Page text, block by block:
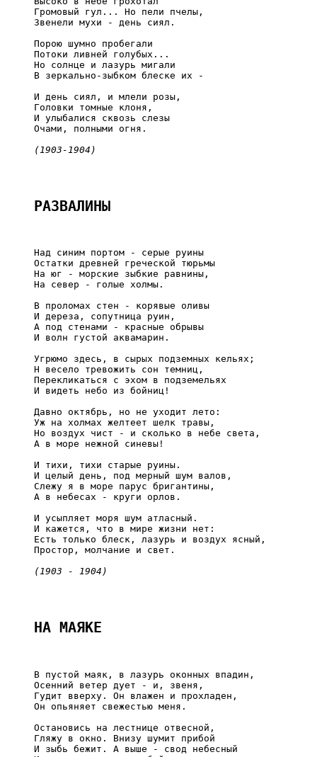
     Громовый гул... Но пели пчелы,
     Звенели мухи - день сиял.
     Порою шумно пробегали
     Потоки ливней голубых...
     Но солнце и лазурь мигали
     В зеркально-зыбком блеске их -
     И день сиял, и млели розы,
     Головки томные клоня,
     И улыбалися сквозь слезы
     Очами, полными огня.
(1903-1904)
РАЗВАЛИНЫ
     Над синим портом - серые руины
     Остатки древней греческой тюрьмы
     На юг - морские зыбкие равнины,
     На север - голые холмы.
     В проломах стен - корявые оливы
     И дереза, сопутница руин,
     А под стенами - красные обрывы
     И волн густой аквамарин.
     Угрюмо здесь, в сырых подземных кельях;
     Н весело тревожить сон темниц,
     Перекликаться с эхом в подземельях
     И видеть небо из бойниц!
     Давно октябрь, но не уходит лето:
     Уж на холмах желтеет шелк травы,
     Но воздух чист - и сколько в небе света,
     А в море нежной синевы!
     И тихи, тихи старые руины.
     И целый день, под мерный шум валов,
     Слежу я в море парус бригантины,
     А в небесах - круги орлов.
     И усыпляет моря шум атласный.
     И кажется, что в мире жизни нет:
     Есть только блеск, лазурь и воздух ясный,
     Простор, молчание и свет.
(1903 - 1904)
НА МАЯКЕ
     В пустой маяк, в лазурь оконных впадин,
     Осенний ветер дует - и, звеня,
     Гудит вверху. Он влажен и прохладен,
     Он опьяняет свежестью меня.
     Остановись на лестнице отвесной,
     Гляжу в окно. Внизу шумит прибой
     И зыбь бежит. А выше - свод небесный